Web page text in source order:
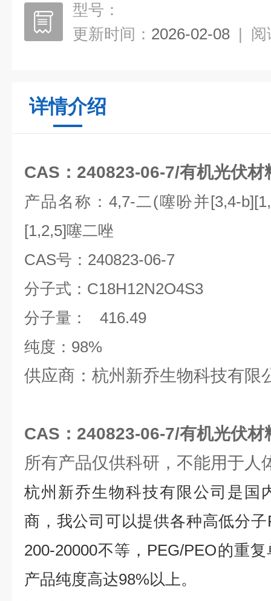
型号：
更新时间： 2026-02-08 | 阅
详情介绍
CAS：240823-06-7/有机光伏材
产品名称： 4,7-二(噻吩并[3,4-
[1,2,5]噻二唑
CAS号： 240823-06-7
分子式： C18H12N2O4S3
分子量：
416.49
纯度： 98%
供应商：杭州新乔生物科技有限
CAS：240823-06-7/有机光伏材
所有产品仅供科研，不能用于人
杭州新乔生物科技有限公司是国
商，我公司可以提供各种高低分子
200-20000不等， PEG/PEO的重
产品纯度高达98%以上。